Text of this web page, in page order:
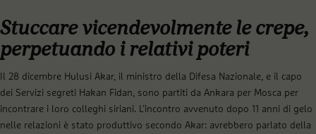
Stuccare vicendevolmente le crepe,
perpetuando i relativi poteri
Il 28 dicembre Hulusi Akar, il ministro della Difesa Nazionale, e il capo
dei Servizi segreti Hakan Fidan, sono partiti da Ankara per Mosca per
incontrare i loro colleghi siriani. L’incontro avvenuto dopo 11 anni di gelo
nelle relazioni è stato produttivo secondo Akar: avrebbero parlato della